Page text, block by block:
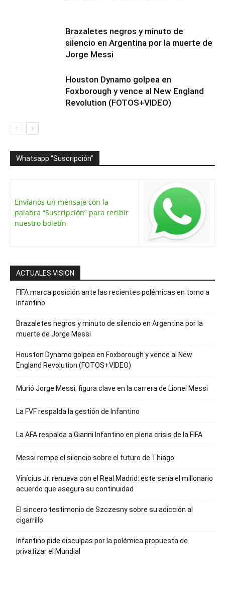
Brazaletes negros y minuto de
silencio en Argentina por la muerte de
Jorge Messi
Houston Dynamo golpea en
Foxborough y vence al New England
Revolution (FOTOS+VIDEO)
Whatsapp “Suscripción”
Envíanos un mensaje con la
palabra “Suscripción” para recibir
nuestro boletín
ACTUALES VISION
FIFA marca posición ante las recientes polémicas en torno a
Infantino
Brazaletes negros y minuto de silencio en Argentina por la
muerte de Jorge Messi
Houston Dynamo golpea en Foxborough y vence al New
England Revolution (FOTOS+VIDEO)
Murió Jorge Messi, figura clave en la carrera de Lionel Messi
La FVF respalda la gestión de Infantino
La AFA respalda a Gianni Infantino en plena crisis de la FIFA
Messi rompe el silencio sobre el futuro de Thiago
Vinícius Jr. renueva con el Real Madrid: este sería el millonario
acuerdo que asegura su continuidad
El sincero testimonio de Szczesny sobre su adicción al
cigarrillo
Infantino pide disculpas por la polémica propuesta de
privatizar el Mundial